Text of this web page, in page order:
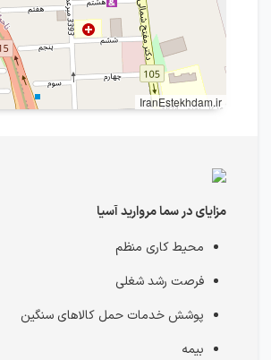
IranEstekhdam.ir
مزایای در سما مروارید آسیا
محیط کاری منظم
فرصت رشد شغلی
پوشش خدمات حمل کالاهای سنگین
بیمه